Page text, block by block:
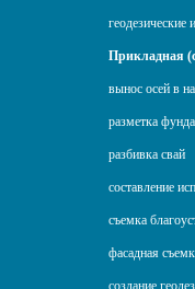
геодезические
Прикладная
вынос осей в
разметка
разбивка свай
составление
съемка
фасадная
создание